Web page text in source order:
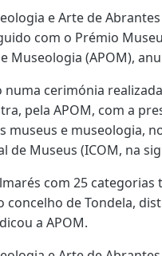
e Arte de
com o Prémio
Museologia (APOM),
cerimónia
pela APOM, com a
museus e museologia,
de Museus (ICOM, na
com 25
concelho de Tondela,
a APOM.